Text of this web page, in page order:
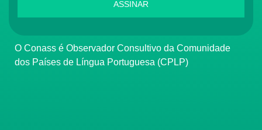
ASSINAR
O Conass é Observador Consultivo da Comunidade
dos Países de Língua Portuguesa (CPLP)